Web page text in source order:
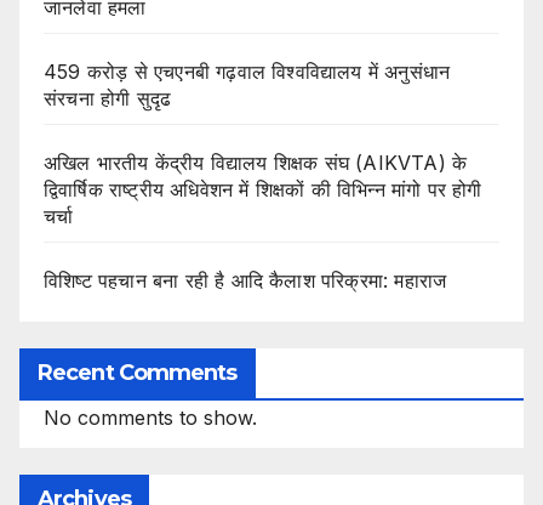
जानलेवा हमला
459 करोड़ से एचएनबी गढ़वाल विश्वविद्यालय में अनुसंधान
संरचना होगी सुदृढ
अखिल भारतीय केंद्रीय विद्यालय शिक्षक संघ (AIKVTA) के
द्विवार्षिक राष्ट्रीय अधिवेशन में शिक्षकों की विभिन्न मांगो पर होगी
चर्चा
विशिष्ट पहचान बना रही है आदि कैलाश परिक्रमा: महाराज
Recent Comments
No comments to show.
Archives